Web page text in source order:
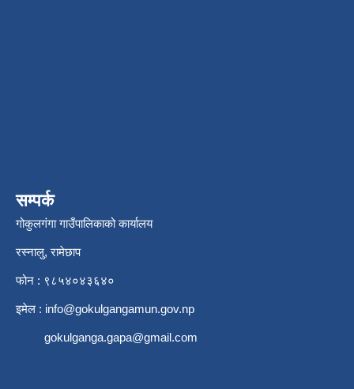
सम्पर्क
गोकुलगंगा गाउँपालिकाको कार्यालय
रस्नालु, रामेछाप
फोन : ९८५४०४३६४०
इमेल : info@gokulgangamun.gov.np
gokulganga.gapa@gmail.com